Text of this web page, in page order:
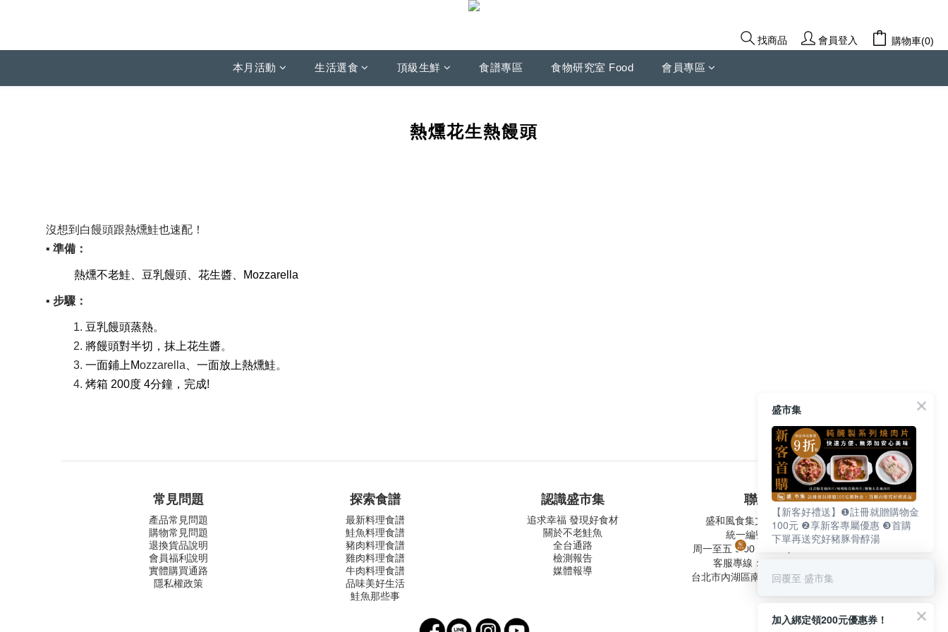
找商品 會員登入 購物車(0)
本月活動 生活選食 頂級生鮮 食譜專區 食物研究室 Food 會員專區
熱燻花生熱饅頭
沒想到白饅頭跟熱燻鮭也速配！
▪ 準備：
熱燻不老鮭、 豆乳饅頭、花生醬、Mozzarella
▪ 步驟：
豆乳饅頭蒸熱。
將饅頭對半切，抹上花生醬。
一面鋪上Mozzarella 、一面放上熱燻鮭。
烤箱 200度 4分鐘，完成!
常見問題
產品常見問題
購物常見問題
退換貨品說明
會員福利說明
實體購買通路
隱私權政策
探索食譜
最新料理食譜
鮭魚料理食譜
豬肉料理食譜
雞肉料理食譜
牛肉料理食譜
品味美好生活
鮭魚那些事
認識盛市集
追求幸福 發現好食材
關於不老鮭魚
全台通路
檢測報告
媒體報導
聯絡我們
盛和風食集文化股份有限公司
統一編號 24572247
周一至五 9:00-12:30 ∣ 13:30-17:30
客服專線：02-2795-5800
台北市內湖區南京東路六段487號9F
盛市集
【新客好禮送】❶註冊就贈購物金
100元 ❷享新客專屬優惠 ❸首購
下單再送究好豬豚骨醇湯
回覆至 盛市集
加入綁定領200元優惠券！